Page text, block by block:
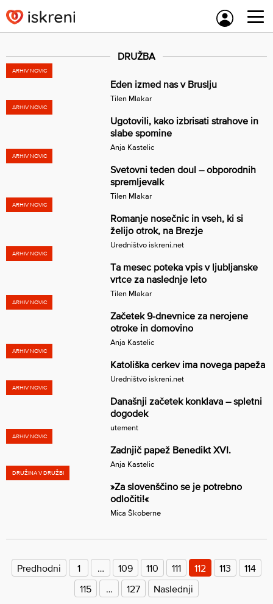
to
content
DRUŽBA
ARHIV NOVIC
Eden izmed nas v Bruslju
Tilen Mlakar
ARHIV NOVIC
Ugotovili, kako izbrisati strahove in
slabe spomine
Anja Kastelic
ARHIV NOVIC
Svetovni teden doul – obporodnih
spremljevalk
Tilen Mlakar
ARHIV NOVIC
Romanje nosečnic in vseh, ki si
želijo otrok, na Brezje
Uredništvo iskreni.net
ARHIV NOVIC
Ta mesec poteka vpis v ljubljanske
vrtce za naslednje leto
Tilen Mlakar
ARHIV NOVIC
Začetek 9-dnevnice za nerojene
otroke in domovino
Anja Kastelic
ARHIV NOVIC
Katoliška cerkev ima novega papeža
Uredništvo iskreni.net
ARHIV NOVIC
Današnji začetek konklava – spletni
dogodek
utement
ARHIV NOVIC
Zadnjič papež Benedikt XVI.
Anja Kastelic
DRUŽINA V DRUŽBI
»Za slovenščino se je potrebno
odločiti!«
Mica Škoberne
prispevkov
Predhodni 1 109 110 111 112 113
114
115
127 Naslednji